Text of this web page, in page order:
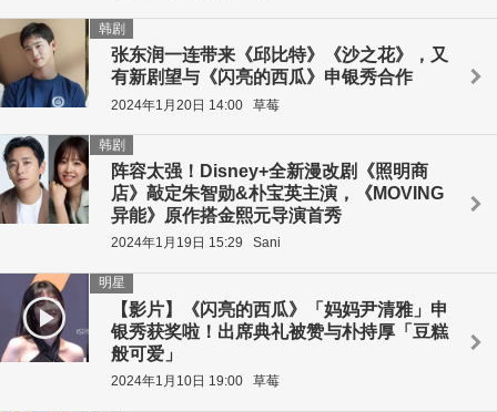
张东润一连带来《邱比特》《沙之花》，又
有新剧望与《闪亮的西瓜》申银秀合作
韩剧
2024年1月20日 14:00 草莓
阵容太强！Disney+全新漫改剧《照明商
店》敲定朱智勋&朴宝英主演，《MOVING
异能》原作搭金熙元导演首秀
韩剧
2024年1月19日 15:29 Sani
【影片】《闪亮的西瓜》「妈妈尹清雅」申
银秀获奖啦！出席典礼被赞与朴持厚「豆糕
般可爱」
明星
2024年1月10日 19:00 草莓